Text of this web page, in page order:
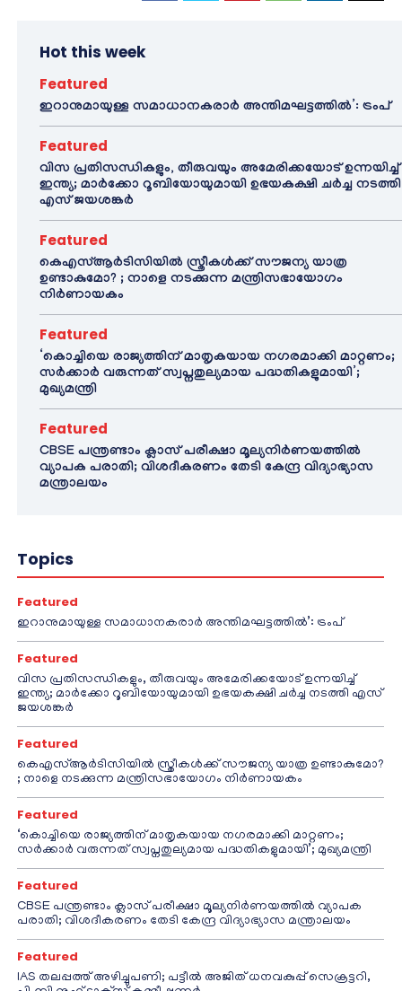
Hot this week
Featured
ഇറാനുമായുള്ള സമാധാനകരാർ അന്തിമഘട്ടത്തിൽ‌’: ട്രംപ്
Featured
വിസ പ്രതിസന്ധികളും, തീരുവയും അമേരിക്കയോട് ഉന്നയിച്ച്
ഇന്ത്യ; മാർക്കോ റൂബിയോയുമായി ഉഭയകക്ഷി ചർച്ച നടത്തി
എസ് ജയശങ്കർ
Featured
കെഎസ്ആർടിസിയിൽ സ്ത്രീകൾക്ക് സൗജന്യ യാത്ര
ഉണ്ടാകുമോ? ; നാളെ നടക്കുന്ന മന്ത്രിസഭായോഗം
നിർണായകം
Featured
‘കൊച്ചിയെ രാജ്യത്തിന് മാതൃകയായ നഗരമാക്കി മാറ്റണം;
സർക്കാർ വരുന്നത് സ്വപ്നതുല്യമായ പദ്ധതികളുമായി’;
മുഖ്യമന്ത്രി
Featured
CBSE പന്ത്രണ്ടാം ക്ലാസ് പരീക്ഷാ മൂല്യനിർണയത്തിൽ
വ്യാപക പരാതി; വിശദീകരണം തേടി കേന്ദ്ര വിദ്യാഭ്യാസ
മന്ത്രാലയം
Topics
Featured
ഇറാനുമായുള്ള സമാധാനകരാർ അന്തിമഘട്ടത്തിൽ‌’: ട്രംപ്
Featured
വിസ പ്രതിസന്ധികളും, തീരുവയും അമേരിക്കയോട് ഉന്നയിച്ച്
ഇന്ത്യ; മാർക്കോ റൂബിയോയുമായി ഉഭയകക്ഷി ചർച്ച നടത്തി എസ്
ജയശങ്കർ
Featured
കെഎസ്ആർടിസിയിൽ സ്ത്രീകൾക്ക് സൗജന്യ യാത്ര ഉണ്ടാകുമോ?
; നാളെ നടക്കുന്ന മന്ത്രിസഭായോഗം നിർണായകം
Featured
‘കൊച്ചിയെ രാജ്യത്തിന് മാതൃകയായ നഗരമാക്കി മാറ്റണം;
സർക്കാർ വരുന്നത് സ്വപ്നതുല്യമായ പദ്ധതികളുമായി’; മുഖ്യമന്ത്രി
Featured
CBSE പന്ത്രണ്ടാം ക്ലാസ് പരീക്ഷാ മൂല്യനിർണയത്തിൽ വ്യാപക
പരാതി; വിശദീകരണം തേടി കേന്ദ്ര വിദ്യാഭ്യാസ മന്ത്രാലയം
Featured
IAS തലപ്പത്ത് അഴിച്ചുപണി; പട്ടീല്‍ അജിത് ധനവകുപ്പ് സെക്രട്ടറി,